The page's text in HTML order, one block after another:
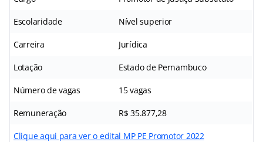
Escolaridade Nível superior
Carreira Jurídica
Lotação Estado de Pernambuco
Número de vagas 15 vagas
Remuneração R$ 35.877,28
Clique aqui para ver o edital MP PE Promotor 2022